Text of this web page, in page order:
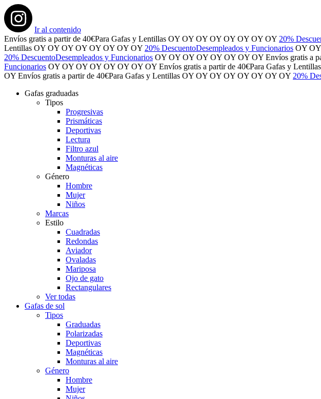
Ir al contenido
Envíos gratis a partir de 40€Para Gafas y Lentillas OY OY OY OY OY OY OY OY 20%
Lentillas OY OY OY OY OY OY OY OY 20% DescuentoDesempleados y Funcionarios OY OY
20% DescuentoDesempleados y Funcionarios OY OY OY OY OY OY OY OY Envíos gratis a
Funcionarios OY OY OY OY OY OY OY OY Envíos gratis a partir de 40€Para Gafas y Lentillas
OY Envíos gratis a partir de 40€Para Gafas y Lentillas OY OY OY OY OY OY OY OY 20%
Gafas graduadas
Tipos
Progresivas
Prismáticas
Deportivas
Lectura
Filtro azul
Monturas al aire
Magnéticas
Género
Hombre
Mujer
Niños
Marcas
Estilo
Cuadradas
Redondas
Aviador
Ovaladas
Mariposa
Ojo de gato
Rectangulares
Ver todas
Gafas de sol
Tipos
Graduadas
Polarizadas
Deportivas
Magnéticas
Monturas al aire
Género
Hombre
Mujer